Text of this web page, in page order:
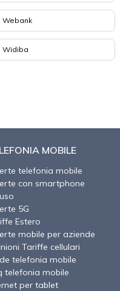
Webank
Widiba
MOBILE
telefonia mobile
con smartphone
5G
Estero
mobile per aziende
Tariffe cellulari
telefonia mobile
telefonia mobile
per tablet